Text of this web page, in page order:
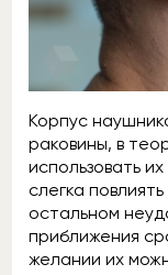
Корпус
раковины, в
использовать
слегка
остальном
приближения
желании их